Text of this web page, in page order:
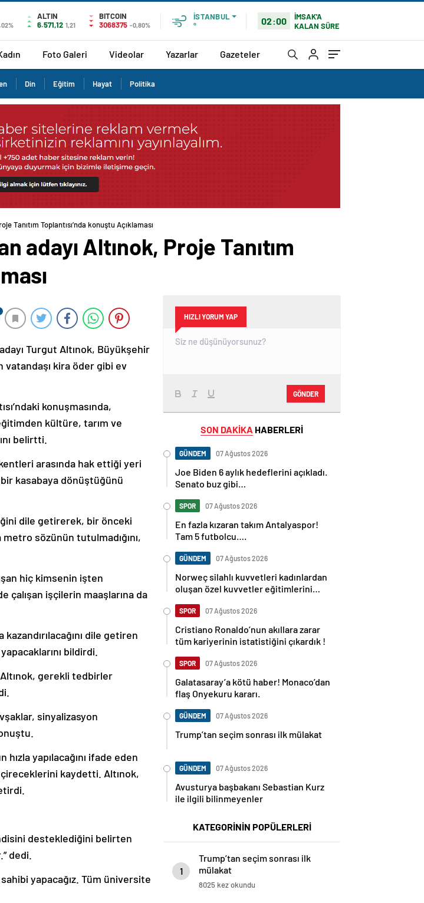
ALTIN
6.571,12 1,21
BITCOIN
3068375 -0,80%
İSTANBUL
°
02:00
İMSAK'A
KALAN SÜRE
Foto Galeri Videolar Yazarlar Gazeteler
Din Eğitim Hayat Politika
Tanıtım Toplantısı’nda konuştu Açıklaması
adayı Altınok, Proje Tanıtım
Turgut Altınok, Büyükşehir
vatandaşı kira öder gibi ev
konuşmasında,
kültüre, tarım ve
belirtti.
arasında hak ettiği yeri
bir kasabaya dönüştüğünü
dile getirerek, bir önceki
sözünün tutulmadığını,
hiç kimsenin işten
çalışan işçilerin maaşlarına da
dile getiren
bildirdi.
Altınok, gerekli tedbirler
sinyalizasyon
hızla yapılacağını ifade eden
kaydetti. Altınok,
desteklediğini belirten
dedi.
sahibi yapacağız. Tüm üniversite
HIZLI YORUM YAP
GÖNDER
SON DAKİKA HABERLERİ
GÜNDEM 07 Ağustos 2026
Joe Biden 6 aylık hedeflerini açıkladı.
Senato buz gibi…
SPOR 07 Ağustos 2026
En fazla kızaran takım Antalyaspor!
Tam 5 futbolcu….
GÜNDEM 07 Ağustos 2026
Norweç silahlı kuvvetleri kadınlardan
oluşan özel kuvvetler eğitimlerini
SPOR 07 Ağustos 2026
Cristiano Ronaldo’nun akıllara zarar
tüm kariyerinin istatistiğini çıkardık !
SPOR 07 Ağustos 2026
Galatasaray’a kötü haber! Monaco’dan
flaş Onyekuru kararı.
GÜNDEM 07 Ağustos 2026
Trump’tan seçim sonrası ilk mülakat
GÜNDEM 07 Ağustos 2026
Avusturya başbakanı Sebastian Kurz
ile ilgili bilinmeyenler
KATEGORİNİN POPÜLERLERİ
1
Trump’tan seçim sonrası ilk
mülakat
8025 kez okundu